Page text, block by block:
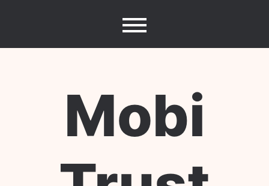
Mobi